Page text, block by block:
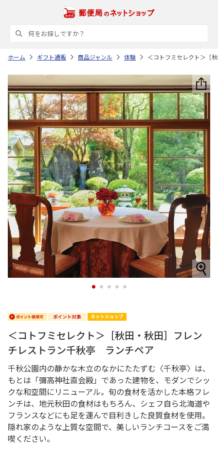
ホーム ギフト通販 商品ジャンル 体験 ＜コトフミセレクト＞［
1 2 3 4 5
＜コトフミセレクト＞［秋田・秋田］フレン
チレストラン千秋亭 ランチペア
千秋公園内の静かな木立のなかにたたずむ〈千秋亭〉は、
もとは「彌高神社直会殿」であった建物を、モダンでシッ
クな和空間にリニューアル。旬の食材を活かした本格フレ
ンチは、地元秋田の食材はもちろん、シェフ自ら北海道や
フランスなどにも足を運んで目利きした良質食材を使用。
隠れ家のような上質な空間で、美しいランチコースをご満
喫ください。